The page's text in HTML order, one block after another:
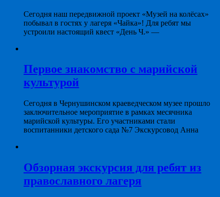
Сегодня наш передвижной проект «Музей на колёсах»
побывал в гостях у лагеря «Чайка»! Для ребят мы
устроили настоящий квест «День Ч.» —
Первое знакомство с марийской
культурой
Сегодня в Чернушинском краеведческом музее прошло
заключительное мероприятие в рамках месячника
марийской культуры. Его участниками стали
воспитанники детского сада №7 Экскурсовод Анна
Обзорная экскурсия для ребят из
православного лагеря